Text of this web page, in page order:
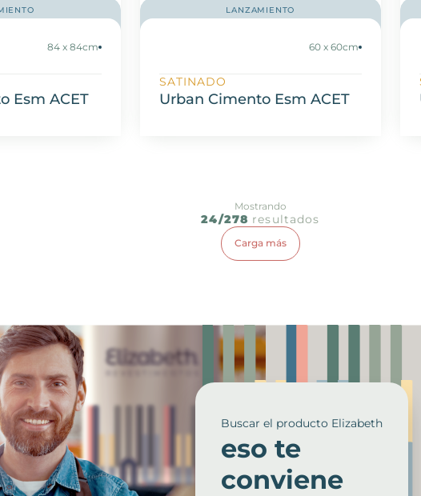
84 x 84cm
Esm ACET
LANZAMIENTO
60 x 60cm
SATINADO
Urban Cimento Esm ACET
Mostrando
24/278 resultados
Carga más
Buscar el producto Elizabeth
eso te
conviene